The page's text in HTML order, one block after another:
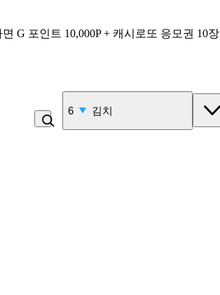
G 포인트 10,000P + 캐시로또 응모권 10장
6 김치